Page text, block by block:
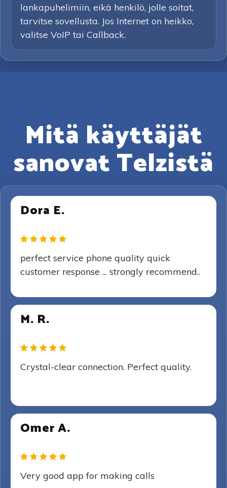
lankapuhelimiin, eikä henkilö, jolle soitat,
tarvitse sovellusta. Jos Internet on heikko,
valitse VoIP tai Callback.
Mitä käyttäjät
sanovat Telzistä
Dora E.
perfect service phone quality quick
customer response ... strongly recommend..
M. R.
Crystal-clear connection. Perfect quality.
Omer A.
Very good app for making calls